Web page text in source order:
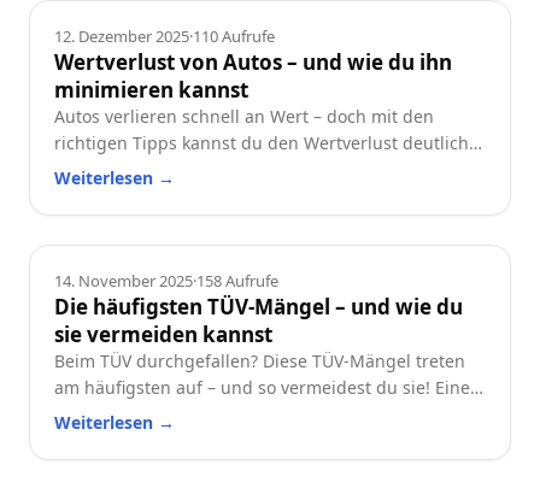
Ratgeber
12. Dezember 2025·110Aufrufe
Wertverlust von Autos – und wie du ihn
minimieren kannst
Autos verlieren schnell an Wert – doch mit den
richtigen Tipps kannst du den Wertverlust deutlich
reduzieren. Erfahre, welche Faktoren besonders
wertstabil hältst.
Weiterlesen →
Ratgeber
14. November 2025·158Aufrufe
Die häufigsten TÜV-Mängel – und wie du
sie vermeiden kannst
Beim TÜV durchgefallen? Diese TÜV-Mängel treten
am häufigsten auf – und so vermeidest du sie! Eine
praktische Checkliste für alle Autofahrer.
Weiterlesen →